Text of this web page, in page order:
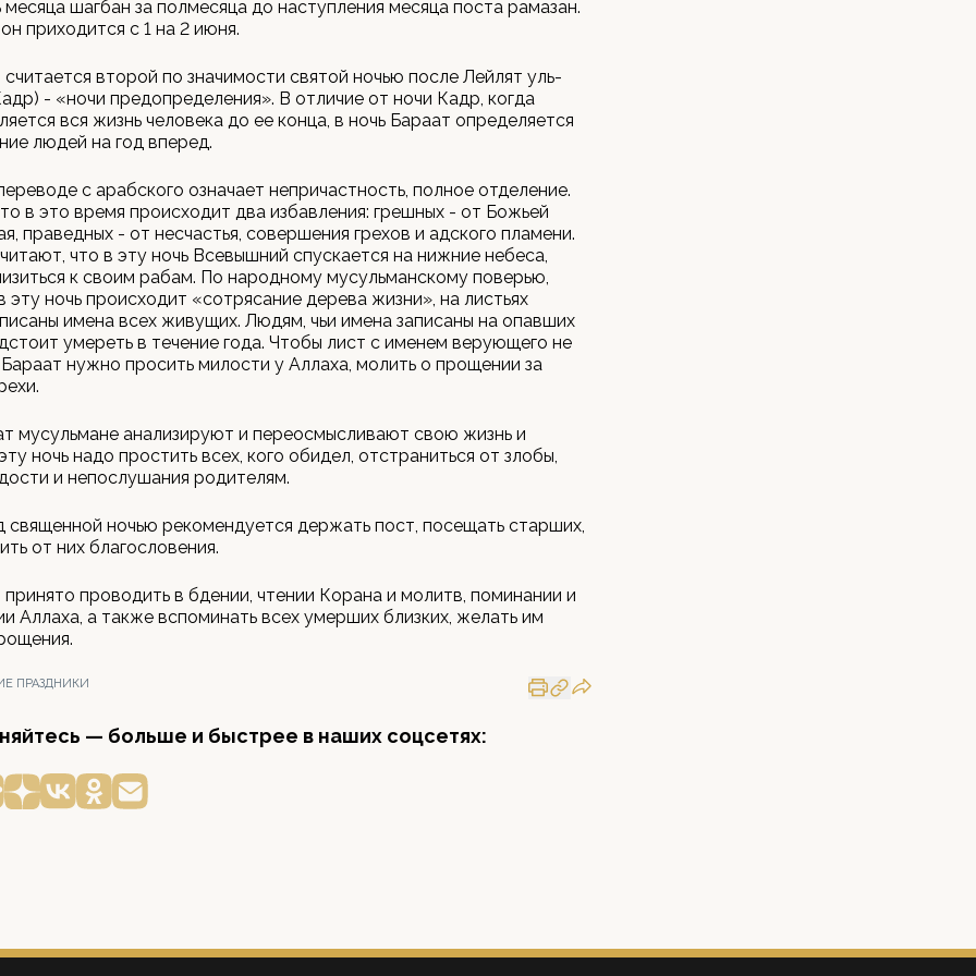
месяца шагбан за полмесяца до наступления месяца поста рамазан.
приходится с 1 на 2 июня.
второй по значимости святой ночью после Лейлят уль-
- «ночи предопределения». В отличие от ночи Кадр, когда
вся жизнь человека до ее конца, в ночь Бараат определяется
людей на год вперед.
с арабского означает непричастность, полное отделение.
в это время происходит два избавления: грешных - от Божьей
праведных - от несчастья, совершения грехов и адского пламени.
что в эту ночь Всевышний спускается на нижние небеса,
к своим рабам. По народному мусульманскому поверью,
эту ночь происходит «сотрясание дерева жизни», на листьях
имена всех живущих. Людям, чьи имена записаны на опавших
умереть в течение года. Чтобы лист с именем верующего не
нужно просить милости у Аллаха, молить о прощении за
мусульмане анализируют и переосмысливают свою жизнь и
ночь надо простить всех, кого обидел, отстраниться от злобы,
и непослушания родителям.
священной ночью рекомендуется держать пост, посещать старших,
от них благословения.
проводить в бдении, чтении Корана и молитв, поминании и
Аллаха, а также вспоминать всех умерших близких, желать им
ПРАЗДНИКИ
— больше и быстрее в наших соцсетях: